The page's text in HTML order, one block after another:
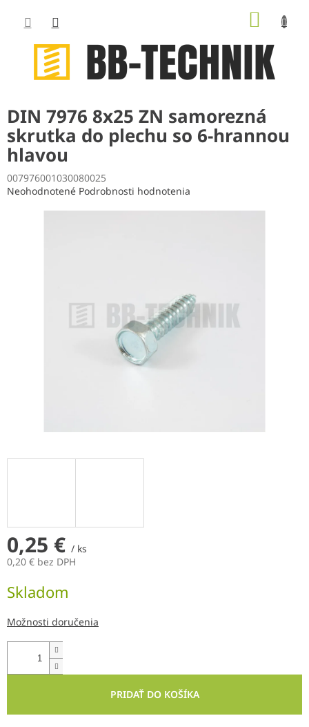
obsah
DIN 7976 8x25 ZN samorezná
skrutka do plechu so 6-hrannou
hlavou
007976001030080025
Priemerné
Neohodnotené Podrobnosti hodnotenia
0,25 € / ks
0,20 € bez DPH
cena:
Skladom
Možnosti doručenia
PRIDAŤ DO KOŠÍKA